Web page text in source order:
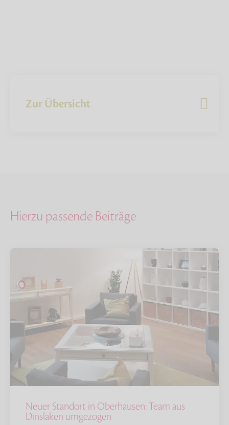
Zur Übersicht
Hierzu passende Beiträge
Neuer Standort in Oberhausen: Team aus
Dinslaken umgezogen